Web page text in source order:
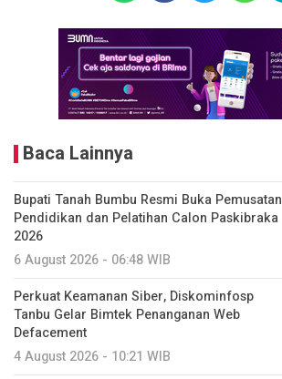
Baca Lainnya
Bupati Tanah Bumbu Resmi Buka Pemusatan
Pendidikan dan Pelatihan Calon Paskibraka
2026
6 August 2026 - 06:48 WIB
Perkuat Keamanan Siber, Diskominfosp
Tanbu Gelar Bimtek Penanganan Web
Defacement
4 August 2026 - 10:21 WIB